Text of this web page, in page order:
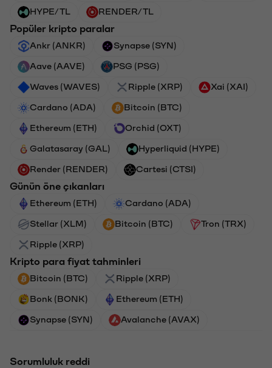
HYPE/TL RENDER/TL
Popüler kripto paralar
Ankr (ANKR) Synapse (SYN)
Aave (AAVE) PSG (PSG)
Waves (WAVES) Ripple (XRP) Xai (XAI)
Cardano (ADA) Bitcoin (BTC)
Ethereum (ETH) Orchid (OXT)
Galatasaray (GAL) Hyperliquid (HYPE)
Render (RENDER) Cartesi (CTSI)
Günün öne çıkanları
Ethereum (ETH) Cardano (ADA)
Stellar (XLM) Bitcoin (BTC) Tron (TRX)
Ripple (XRP)
Kripto para fiyat tahminleri
Bitcoin (BTC) Ripple (XRP)
Bonk (BONK) Ethereum (ETH)
Synapse (SYN) Avalanche (AVAX)
Sorumluluk reddi